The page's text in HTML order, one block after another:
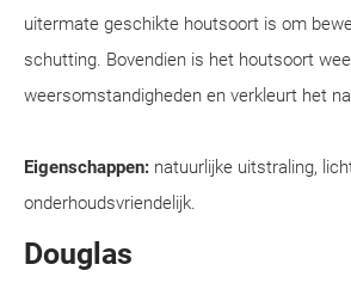
uitermate geschikte houtsoort is om
schutting. Bovendien is het houtsoort
weersomstandigheden en verkleurt het
Eigenschappen: natuurlijke uitstraling,
onderhoudsvriendelijk.
Douglas